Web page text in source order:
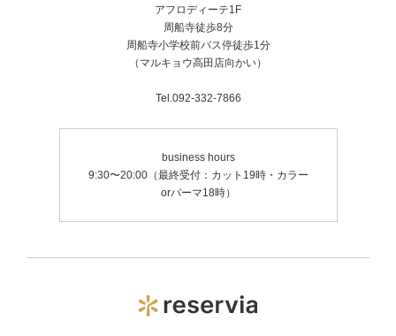
アフロディーテ1F
周船寺徒歩8分
周船寺小学校前バス停徒歩1分
（マルキョウ高田店向かい）
Tel.092-332-7866
business hours
9:30〜20:00（最終受付：カット19時・カラー
orパーマ18時）